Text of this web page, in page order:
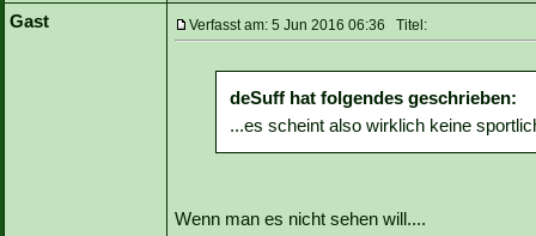
Gast
Verfasst am: 5 Jun 2016 06:36 Titel:
deSuff hat folgendes geschrieben:
...es scheint also wirklich keine
Wenn man es nicht sehen will....